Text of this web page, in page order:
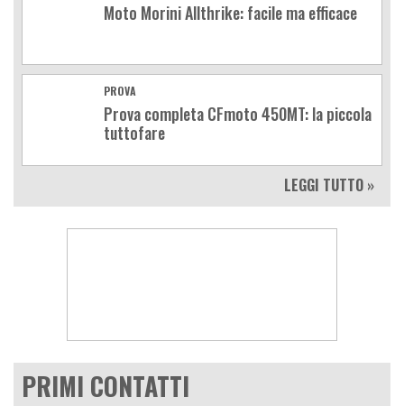
Moto Morini Allthrike: facile ma efficace
PROVA
Prova completa CFmoto 450MT: la piccola
tuttofare
LEGGI TUTTO »
PRIMI CONTATTI